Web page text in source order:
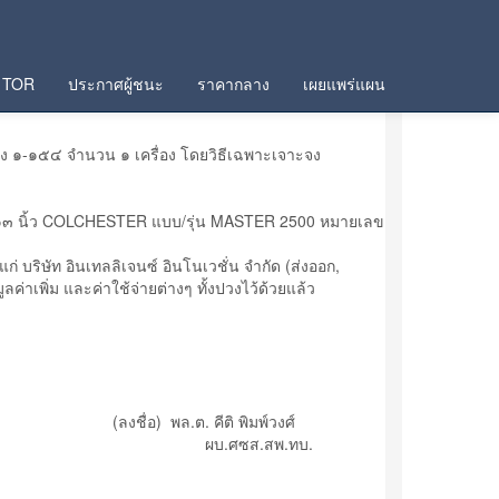
TOR ประกาศผู้ชนะ ราคากลาง เผยแพร่แผน
๑-๑๕๔ จำนวน ๑ เครื่อง โดยวิธีเฉพาะเจาะจง
ว COLCHESTER แบบ/รุ่น MASTER 2500 หมายเลข
ก่ บริษัท อินเทลลิเจนซ์ อินโนเวชั่น จำกัด (ส่งออก,
าเพิ่ม และค่าใช้จ่ายต่างๆ ทั้งปวงไว้ด้วยแล้ว
(ลงชื่อ) พล.ต. คีติ พิมพ์วงศ์
ผบ.ศซส.สพ.ทบ.